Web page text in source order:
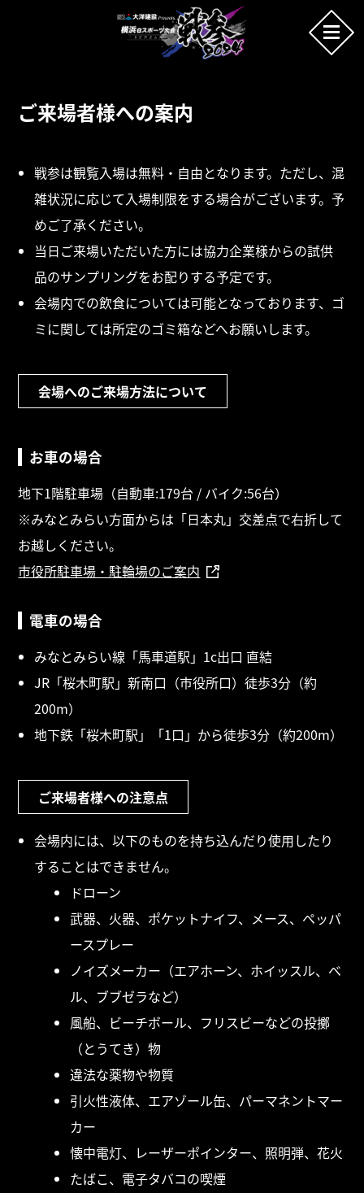
ご来場者様への案内
戦参は観覧入場は無料・自由となります。ただし、混
雑状況に応じて入場制限をする場合がございます。予
めご了承ください。
当日ご来場いただいた方には協力企業様からの試供
品のサンプリングをお配りする予定です。
会場内での飲食については可能となっております、ゴ
ミに関しては所定のゴミ箱などへお願いします。
会場へのご来場方法について
お車の場合
地下1階駐車場（自動車:179台 / バイク:56台）
※みなとみらい方面からは「日本丸」交差点で右折して
お越しください。
市役所駐車場・駐輪場のご案内
電車の場合
みなとみらい線「馬車道駅」1c出口 直結
JR「桜木町駅」新南口（市役所口）徒歩3分（約
200m）
地下鉄「桜木町駅」「1口」から徒歩3分（約200m）
ご来場者様への注意点
会場内には、以下のものを持ち込んだり使用したり
することはできません。
ドローン
武器、火器、ポケットナイフ、メース、ペッパ
ースプレー
ノイズメーカー（エアホーン、ホイッスル、ベ
ル、ブブゼラなど）
風船、ビーチボール、フリスビーなどの投擲
（とうてき）物
違法な薬物や物質
引火性液体、エアゾール缶、パーマネントマー
カー
懐中電灯、レーザーポインター、照明弾、花火
たばこ、電子タバコの喫煙